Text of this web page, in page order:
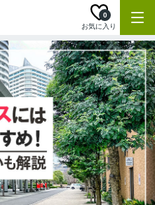
お気に入り
0